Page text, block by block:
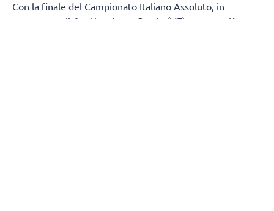
Con la finale del Campionato Italiano Assoluto, in
programma il 6 settembre a Caorle (VE) sempre più